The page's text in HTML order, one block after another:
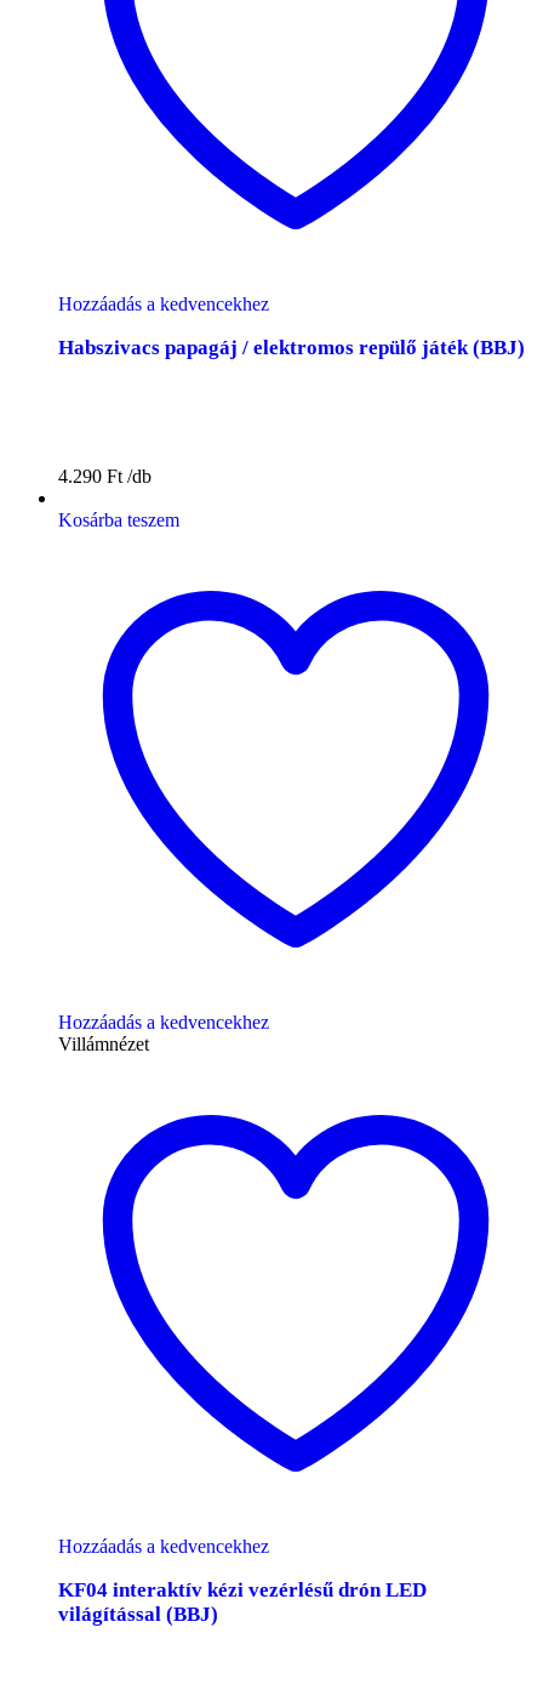
Hozzáadás a kedvencekhez
Habszivacs papagáj / elektromos repülő játék (BBJ)
4.290 Ft
Kosárba teszem
Hozzáadás a kedvencekhez
Villámnézet
Hozzáadás a kedvencekhez
KF04 interaktív kézi vezérlésű drón LED
világítással (BBJ)